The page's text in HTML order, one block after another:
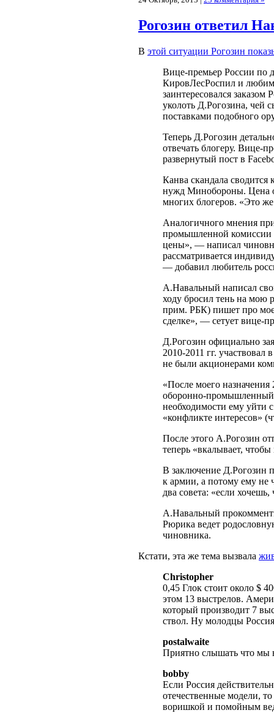
Рогозин ответил
В этой ситуации Рогозин
Вице-премьер России по
КировЛесРоспил и
заинтересовался
уколоть Д.Рогозина, чей
поставками подобного
Теперь Д.Рогозин
отвечать блогеру. Вице-
развернутый пост в
Канва скандала
нужд Минобороны. Цена
многих блогеров. «Это
Аналогичного мнения
промышленной комиссии
цены», — написал
рассматривается
— добавил любитель
А.Навальный написал
ходу бросил тень на
прим. РБК) пишет про
сделке», — сетует вице-
Д.Рогозин официально
2010-2011 гг.
не были акционерами
«После моего назначения
оборонно-промышленный
необходимости ему уйти
«конфликте интересов»
После этого А.Рогозин
теперь «вкалывает,
В заключение Д.Рогозин
к армии, а потому ему не
два совета: «если
А.Навальный
Рюрика ведет
чиновника.
Кстати, эта же тема вызвала
Christopher
0,45 Глок стоит около $
этом 13 выстрелов.
который производит 7
ствол. Ну молодцы
postalwaite
Приятно слышать что мы
bobby
Если Россия
отечественные модели,
воришкой и помойным